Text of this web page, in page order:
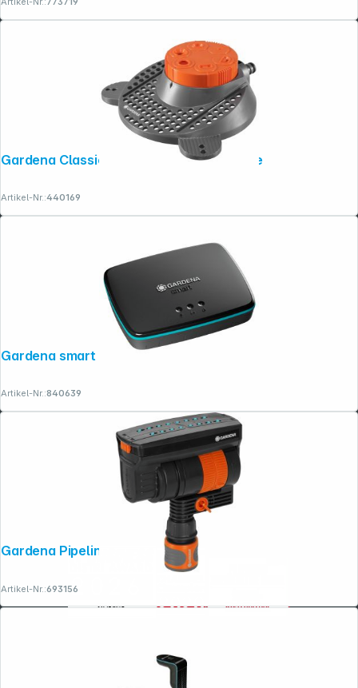
Gardena Classic 6-Flächenregner Boogie
Artikel-Nr.:440169
Gardena smart Gateway
Artikel-Nr.:840639
Gardena Pipeline Viereckregner
Artikel-Nr.:693156
Copyright © 2001 - 2026 dexxIT. Alle Rechte vorbehalten.